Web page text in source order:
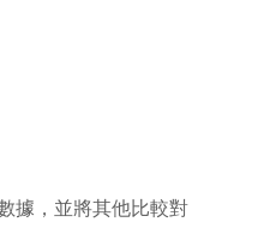
據，並將其他比較對